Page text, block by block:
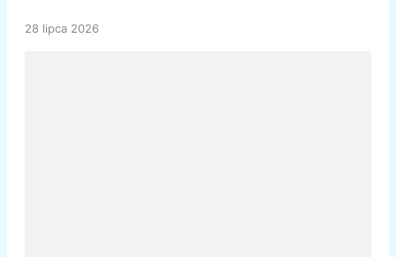
28 lipca 2026